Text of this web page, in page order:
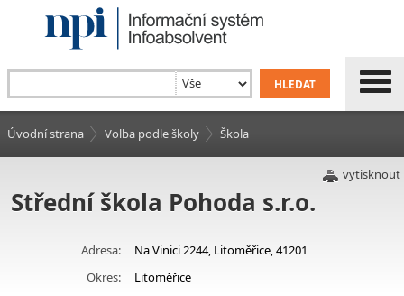
Úvodní strana Volba podle školy Škola
vytisknout
Střední škola Pohoda s.r.o.
Adresa:
Na Vinici 2244, Litoměřice, 41201
Okres:
Litoměřice